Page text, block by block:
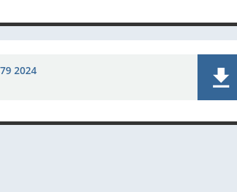
2024